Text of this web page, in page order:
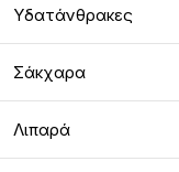
Υδατάνθρακες
Σάκχαρα
Λιπαρά